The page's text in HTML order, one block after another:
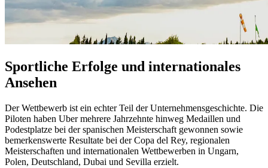
Sportliche Erfolge und internationales
Ansehen
Der Wettbewerb ist ein echter Teil der Unternehmensgeschichte. Die
Piloten haben Uber mehrere Jahrzehnte hinweg Medaillen und
Podestplatze bei der spanischen Meisterschaft gewonnen sowie
bemerkenswerte Resultate bei der Copa del Rey, regionalen
Meisterschaften und internationalen Wettbewerben in Ungarn,
Polen, Deutschland, Dubai und Sevilla erzielt.